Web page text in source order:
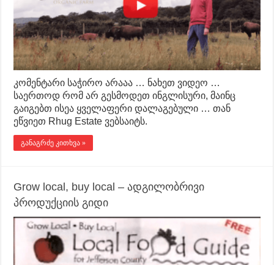
კომენტარი საჭირო არააა … ნახეთ ვიდეო …
საერთოდ რომ არ გესმოდეთ ინგლისური, მაინც
გაიგებთ ისეა ყველაფერი დალაგებული … თან
ეწვიეთ Rhug Estate ვებსაიტს.
განაგრძე კითხვა »
Grow local, buy local – ადგილობრივი
პროდუქციის გიდი